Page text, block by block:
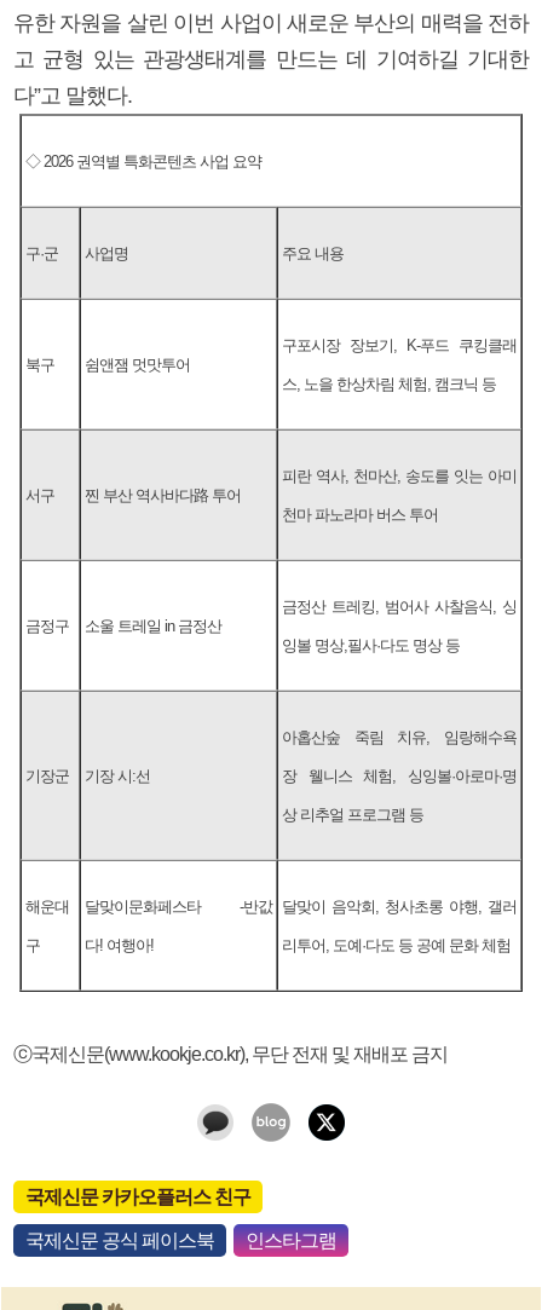
유한 자원을 살린 이번 사업이 새로운 부산의 매력을 전하
고 균형 있는 관광생태계를 만드는 데 기여하길 기대한
다”고 말했다.
◇ 2026 권역별 특화콘텐츠 사업 요약
구·군 사업명 주요 내용
북구 쉼앤잼 멋맛투어
구포시장 장보기, K-푸드 쿠킹클래
스, 노을 한상차림 체험, 캠크닉 등
서구 찐 부산 역사바다路 투어
피란 역사, 천마산, 송도를 잇는 아미
천마 파노라마 버스 투어
금정구 소울 트레일 in 금정산
금정산 트레킹, 범어사 사찰음식, 싱
잉볼 명상,필사·다도 명상 등
기장군 기장 시:선
아홉산숲 죽림 치유, 임랑해수욕
장 웰니스 체험, 싱잉볼·아로마·명
상 리추얼 프로그램 등
해운대
구
달맞이문화페스타 -반값
다! 여행아!
달맞이 음악회, 청사초롱 야행, 갤러
리투어, 도예·다도 등 공예 문화 체험
ⓒ국제신문(www.kookje.co.kr), 무단 전재 및 재배포 금지
국제신문 카카오플러스 친구
국제신문 공식 페이스북 인스타그램